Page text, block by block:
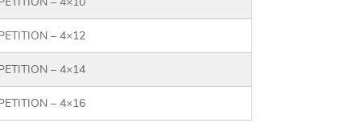
– 4×12
– 4×14
– 4×16